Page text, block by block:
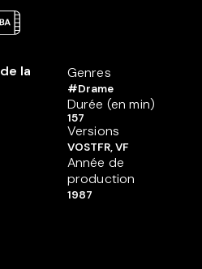
Genres
#Drame
Durée (en min)
157
Versions
VOSTFR, VF
Année de
production
1987